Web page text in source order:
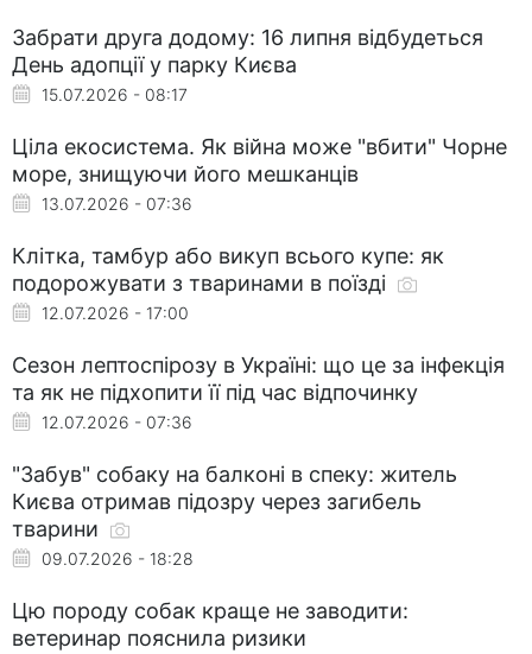
Забрати друга додому: 16 липня відбудеться
День адопції у парку Києва
15.07.2026 - 08:17
Ціла екосистема. Як війна може "вбити" Чорне
море, знищуючи його мешканців
13.07.2026 - 07:36
Клітка, тамбур або викуп всього купе: як
подорожувати з тваринами в поїзді
12.07.2026 - 17:00
Сезон лептоспірозу в Україні: що це за інфекція
та як не підхопити її під час відпочинку
12.07.2026 - 07:36
"Забув" собаку на балконі в спеку: житель
Києва отримав підозру через загибель
тварини
09.07.2026 - 18:28
Цю породу собак краще не заводити:
ветеринар пояснила ризики